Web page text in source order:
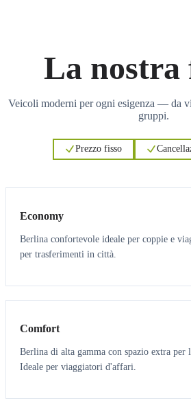
La nostra
Veicoli moderni per ogni esigenza — da
gruppi.
Prezzo fisso
Economy
Berlina confortevole ideale per coppie e
per trasferimenti in città.
3 3
Comfort
Berlina di alta gamma con spazio extra per
Ideale per viaggiatori d'affari.
6 5